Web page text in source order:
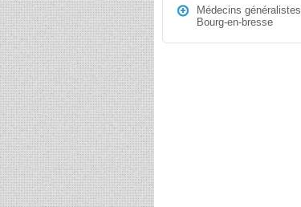
Médecins généralistes
Bourg-en-bresse